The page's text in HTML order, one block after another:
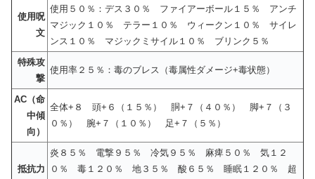
使用呪
文
使用５０％：デス３０％ ファイアーボール１５％ アンチ
マジック１０％ テラー１０％ ウィークン１０％ サイレ
ンス１０％ マジックミサイル１０％ ブリンク５％
特殊攻
撃
使用率２５％：毒のブレス（毒属性ダメージ+毒状態）
AC（命
中傾
向）
全体+８ 頭+６（１５％） 胴+７（４０％） 脚+７（３
０％） 腕+７（１０％） 足+７（５％）
抵抗力
炎８５％ 電撃９５％ 冷気９５％ 麻痺５０％ 気１２
０％ 毒１２０％ 地３５％ 酸６５％ 睡眠１２０％ 超